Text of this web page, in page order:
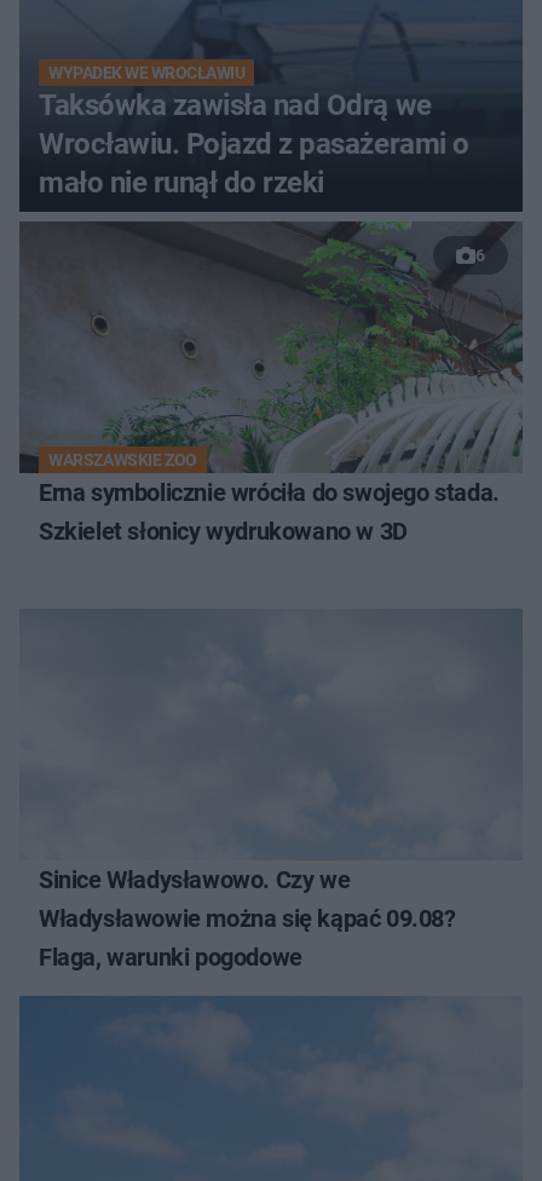
WYPADEK WE WROCŁAWIU
Taksówka zawisła nad Odrą we
Wrocławiu. Pojazd z pasażerami o
mało nie runął do rzeki
6
WARSZAWSKIE ZOO
Erna symbolicznie wróciła do swojego stada.
Szkielet słonicy wydrukowano w 3D
Sinice Władysławowo. Czy we
Władysławowie można się kąpać 09.08?
Flaga, warunki pogodowe